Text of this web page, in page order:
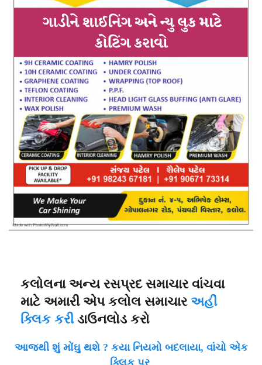
કલોલના અન્ય રસપ્રદ સમાચાર વાંચવા
માટે અમારી એપ કલોલ સમાચાર અહીં
ક્લિક કરીડાઉનલોડ કરો
આજથી શું મોંઘુ થશે ? કયા નિયમો બદલાયા, વાંચો એક
ક્લિક પર